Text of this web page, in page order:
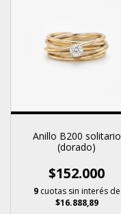
Anillo B200 solitario
(dorado)
$152.000
9 cuotas sin interés de
$16.888,89